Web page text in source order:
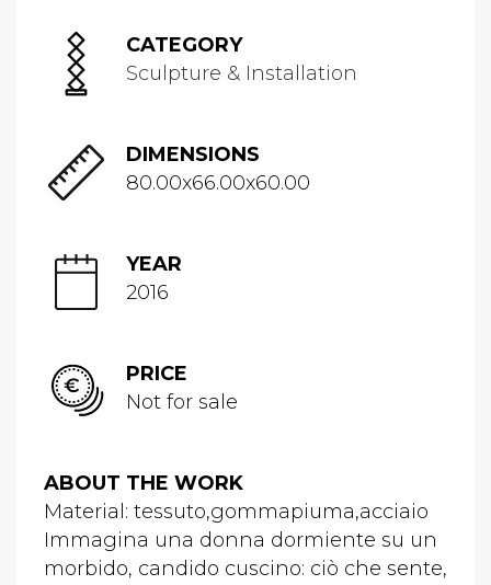
CATEGORY
Sculpture & Installation
DIMENSIONS
80.00x66.00x60.00
YEAR
2016
PRICE
Not for sale
ABOUT THE WORK
Material: tessuto,gommapiuma,acciaio
Immagina una donna dormiente su un
morbido, candido cuscino: ciò che sente,